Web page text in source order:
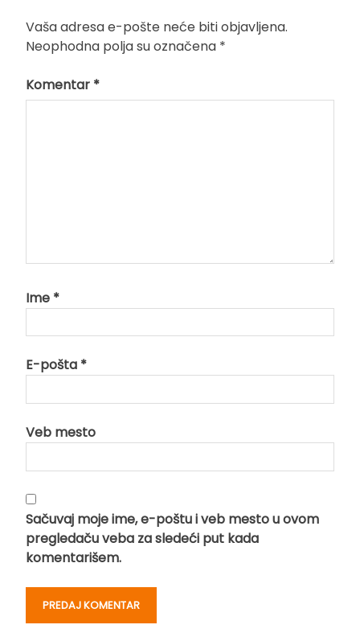
Vaša adresa e-pošte neće biti objavljena.
Neophodna polja su označena *
Komentar *
Ime *
E-pošta *
Veb mesto
Sačuvaj moje ime, e-poštu i veb mesto u ovom
pregledaču veba za sledeći put kada
komentarišem.